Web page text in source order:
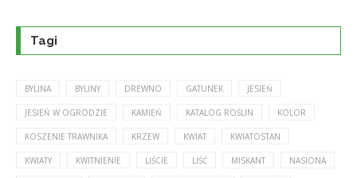
Tagi
BYLINA BYLINY DREWNO GATUNEK JESIEŃ
JESIEŃ W OGRODZIE KAMIEŃ KATALOG ROŚLIN KOLOR
KOSZENIE TRAWNIKA KRZEW KWIAT KWIATOSTAN
KWIATY KWITNIENIE LIŚCIE LIŚĆ MISKANT NASIONA